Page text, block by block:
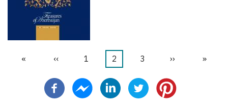
İlk
«
Önceki
‹‹ Sayfa
1
Şu
kullanılan
2 Sayfa
3
Sonraki
››
Last
»